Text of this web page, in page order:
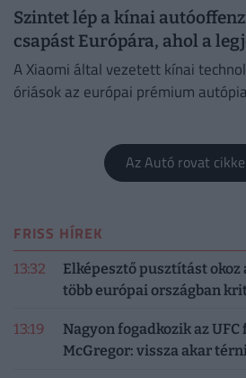
Szintet lép a kínai
csapást Európára, ahol a
A Xiaomi által vezetett kínai
óriások az európai prémium
Az Autó rovat
FRISS HÍREK
13:32
Elképesztő pusztítást okoz
több európai országban
13:19
Nagyon fogadkozik az
McGregor: vissza akar